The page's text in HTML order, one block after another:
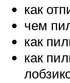
как
чем
как
как